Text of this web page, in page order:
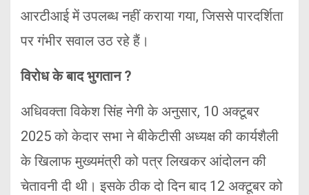
आरटीआई में उपलब्ध नहीं कराया गया, जिससे पारदर्शिता
पर गंभीर सवाल उठ रहे हैं।
विरोध के बाद भुगतान ?
अधिवक्ता विकेश सिंह नेगी के अनुसार, 10 अक्टूबर
2025 को केदार सभा ने बीकेटीसी अध्यक्ष की कार्यशैली
के खिलाफ मुख्यमंत्री को पत्र लिखकर आंदोलन की
चेतावनी दी थी। इसके ठीक दो दिन बाद 12 अक्टूबर को